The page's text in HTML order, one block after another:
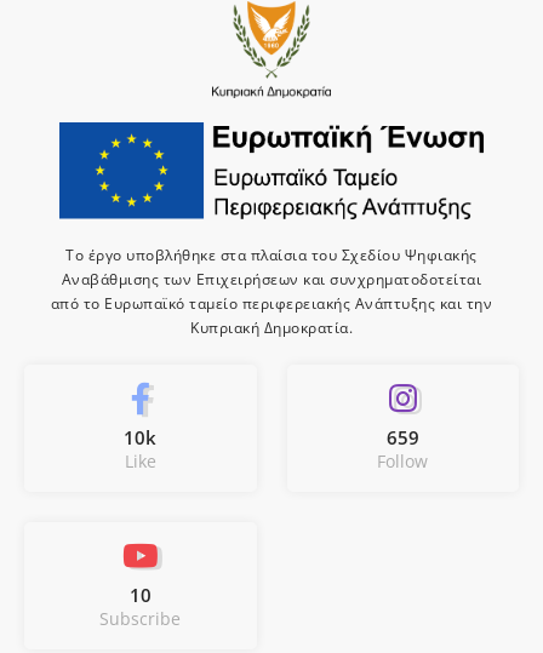
Το έργο υποβλήθηκε στα πλαίσια του Σχεδίου Ψηφιακής
Αναβάθμισης των Επιχειρήσεων και συνχρηματοδοτείται
από το Ευρωπαϊκό ταμείο περιφερειακής Ανάπτυξης και την
Κυπριακή Δημοκρατία.
10k
Like
659
Follow
10
Subscribe